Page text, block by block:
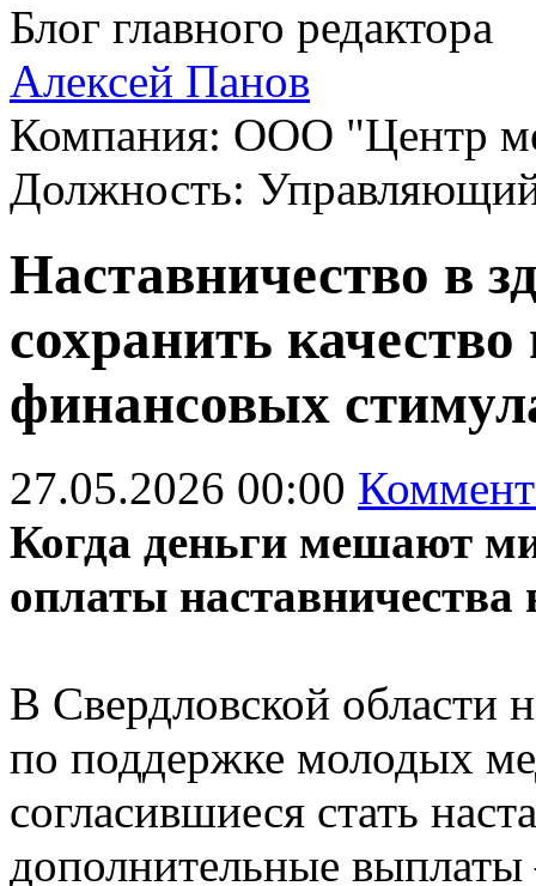
Блог главного редактора
Алексей Панов
Компания: ООО "Центр
Должность:
Наставничество в
сохранить
финансовых
27.05.2026 00:00
Когда деньги мешают
оплаты наставничества
В Свердловской области
по поддержке молодых
согласившиеся стать
дополнительные